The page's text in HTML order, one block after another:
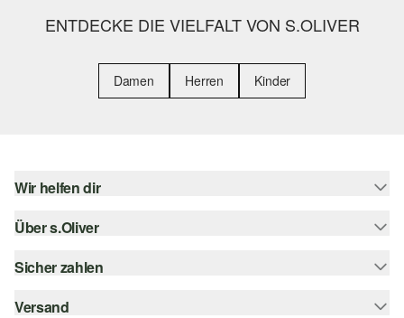
ENTDECKE DIE VIELFALT VON S.OLIVER
Damen Herren Kinder
Wir helfen dir
Hilfe & FAQ
Größenberatung
Über s.Oliver
s.Oliver Magazin
Whatsapp
Sicher zahlen
Rechnung
Versand